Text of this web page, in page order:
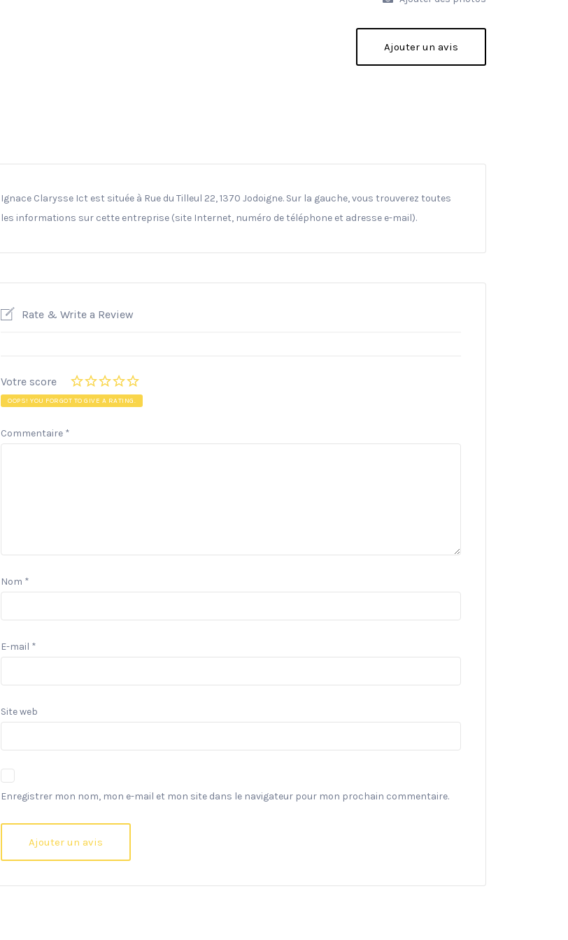
Ajouter un avis
Ignace Clarysse Ict est située à Rue du Tilleul 22, 1370 Jodoigne. Sur la gauche, vous trouverez toutes
les informations sur cette entreprise (site Internet, numéro de téléphone et adresse e-mail).
Rate & Write a Review
Votre score
OOPS! YOU FORGOT TO GIVE A RATING.
Commentaire *
Nom *
E-mail *
Site web
Enregistrer mon nom, mon e-mail et mon site dans le navigateur pour mon prochain commentaire.